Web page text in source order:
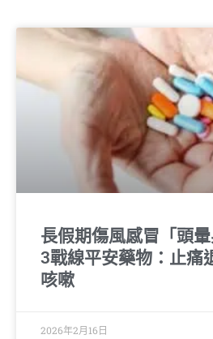
長假期傷風感冒「頭
3戰線平安藥物：止痛
咳嗽
2026年2月16日